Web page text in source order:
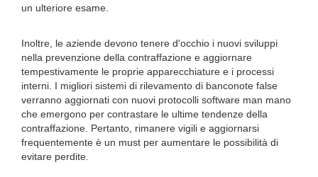
un ulteriore esame.
Inoltre, le aziende devono tenere d'occhio i nuovi sviluppi
nella prevenzione della contraffazione e aggiornare
tempestivamente le proprie apparecchiature e i processi
interni. I migliori sistemi di rilevamento di banconote false
verranno aggiornati con nuovi protocolli software man mano
che emergono per contrastare le ultime tendenze della
contraffazione. Pertanto, rimanere vigili e aggiornarsi
frequentemente è un must per aumentare le possibilità di
evitare perdite.